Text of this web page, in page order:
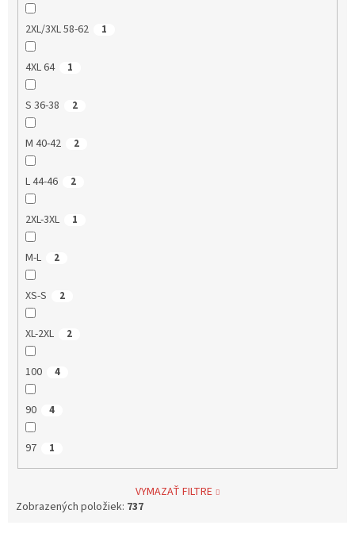
2XL/3XL 58-62 1
4XL 64 1
S 36-38 2
M 40-42 2
L 44-46 2
2XL-3XL 1
M-L 2
XS-S 2
XL-2XL 2
100 4
90 4
97 1
VYMAZAŤ FILTRE
Zobrazených položiek: 737